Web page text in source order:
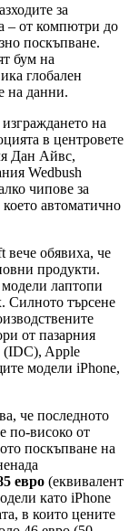
за
– от компютри до
поскъпване.
бум на
глобален
на данни.
на
в центровете
Дан Айвс,
Wedbush
чипове за
автоматично
вече обявиха, че
продукти.
лаптопи
Силното търсене
от пазарния
(IDC), Apple
модели iPhone,
че последното
по-високо от
поскъпване на
евро (еквивалент
като iPhone
в които цените